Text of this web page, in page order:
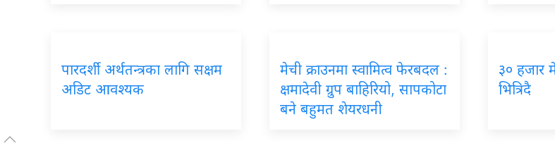
पारदर्शी अर्थतन्त्रका लागि सक्षम
अडिट आवश्यक
मेची क्राउनमा स्वामित्व फेरबदल :
क्षमादेवी ग्रुप बाहिरियो, सापकोटा
बने बहुमत शेयरधनी
३० हजार
भित्रिदै